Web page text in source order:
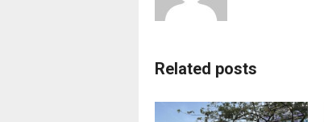
Related posts